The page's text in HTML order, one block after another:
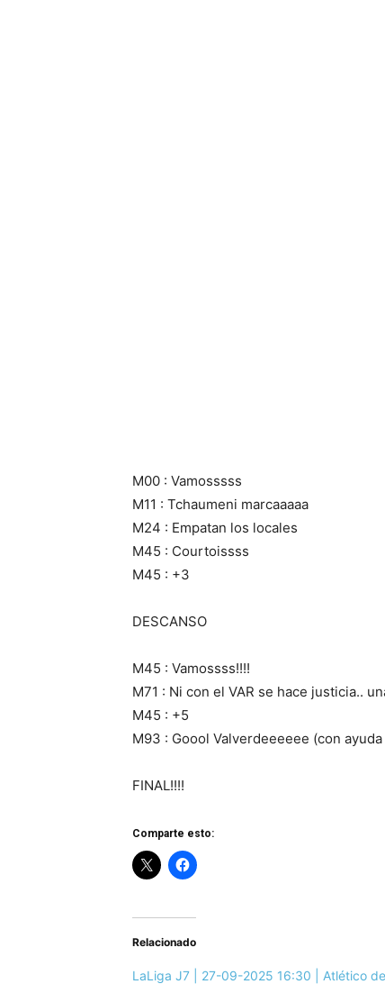
M00 : Vamosssss
M11 : Tchaumeni marcaaaaa
M24 : Empatan los locales
M45 : Courtoissss
M45 : +3
DESCANSO
M45 : Vamossss!!!!
M71 : Ni con el VAR se hace justicia..
M45 : +5
M93 : Goool Valverdeeeeee (con
FINAL!!!!
Comparte esto:
Relacionado
LaLiga J7 | 27-09-2025 16:30 | Atlético de